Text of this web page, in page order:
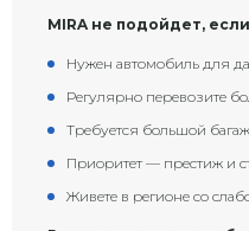
MIRA не подойдет,
Нужен автомобиль для
Регулярно перевозите
Требуется большой
Приоритет — престиж и
Живете в регионе со